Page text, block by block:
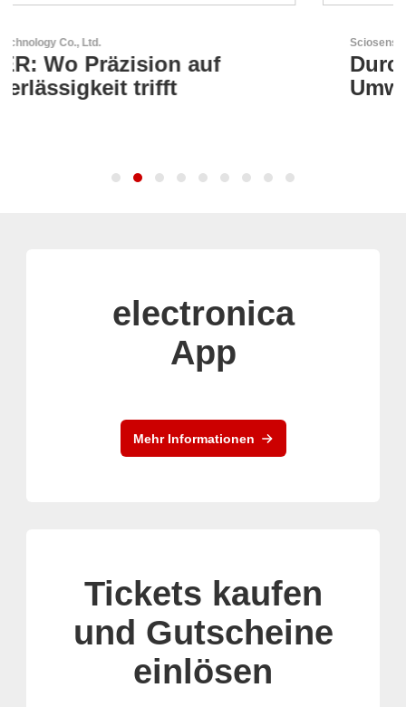
Sciosense B.V.
Durchfluss- und
Umweltsensoren
electronica
App
Mehr Informationen
Tickets kaufen
und Gutscheine
einlösen